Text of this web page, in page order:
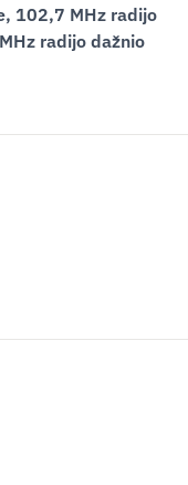
102,7 MHz radijo
radijo dažnio